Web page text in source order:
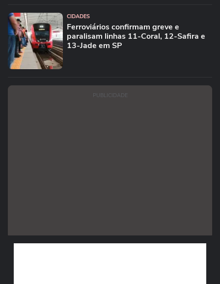
CIDADES
Ferroviários confirmam greve e
paralisam linhas 11-Coral, 12-Safira e
13-Jade em SP
PUBLICIDADE